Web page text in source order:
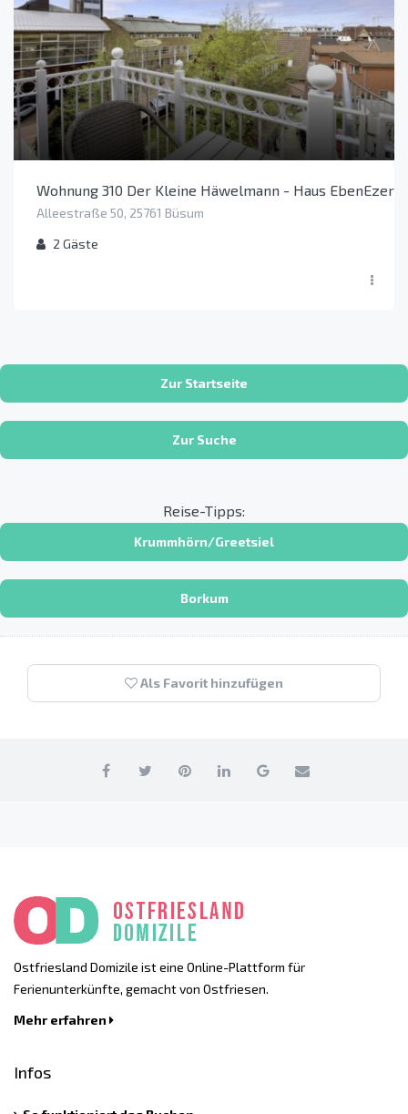
Wohnung 310 Der Kleine Häwelmann - Haus EbenEzer
Alleestraße 50, 25761 Büsum
2 Gäste
Zur Startseite
Zur Suche
Reise-Tipps:
Krummhörn/Greetsiel
Borkum
Als Favorit hinzufügen
Ostfriesland Domizile ist eine Online-Plattform für
Ferienunterkünfte, gemacht von Ostfriesen.
Mehr erfahren
Infos